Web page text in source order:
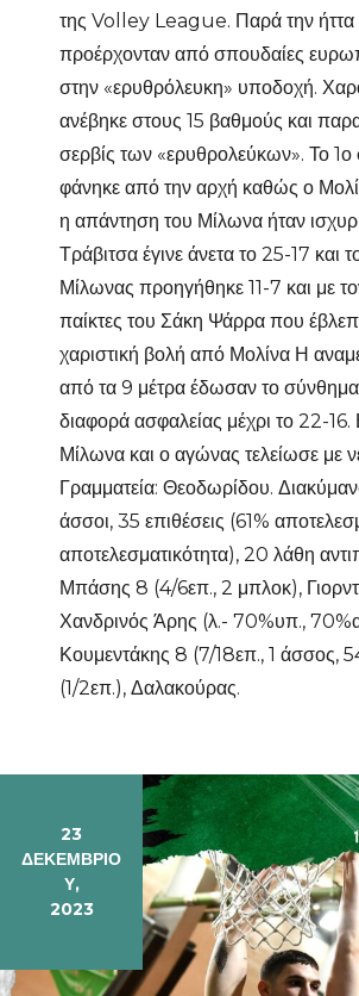
της Volley League. Παρά την ήττα
προέρχονταν από σπουδαίες
στην «ερυθρόλευκη» υποδοχή.
ανέβηκε στους 15 βαθμούς και
σερβίς των «ερυθρολεύκων». Το
φάνηκε από την αρχή καθώς ο
η απάντηση του Μίλωνα ήταν
Τράβιτσα έγινε άνετα το 25-17
Μίλωνας προηγήθηκε 11-7 και με
παίκτες του Σάκη Ψάρρα που
χαριστική βολή από Μολίνα Η
από τα 9 μέτρα έδωσαν το σύνθημα
διαφορά ασφαλείας μέχρι το 22-
Μίλωνα και ο αγώνας τελείωσε με
Γραμματεία: Θεοδωρίδου.
άσσοι, 35 επιθέσεις (61%
αποτελεσματικότητα), 20 λάθη
Μπάσης 8 (4/6επ., 2 μπλοκ),
Χανδρινός Άρης (λ.- 70%υπ.,
Κουμεντάκης 8 (7/18επ., 1 άσσος,
(1/2επ.), Δαλακούρας.
23
ΔΕΚΕΜΒΡΊΟ
Υ,
2023